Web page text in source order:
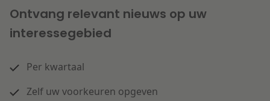
Ontvang relevant nieuws op uw
interessegebied
Per kwartaal
Zelf uw voorkeuren opgeven